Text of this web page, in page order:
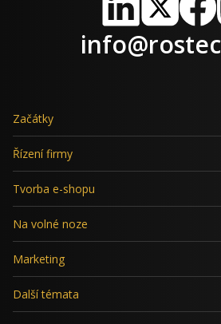
LinkedIn
X
Začátky
Řízení firmy
Tvorba e-shopu
Na volné noze
Marketing
Další témata